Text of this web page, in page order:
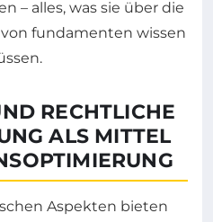
RECHTLICHE
ALS MITTEL
Aspekten bieten